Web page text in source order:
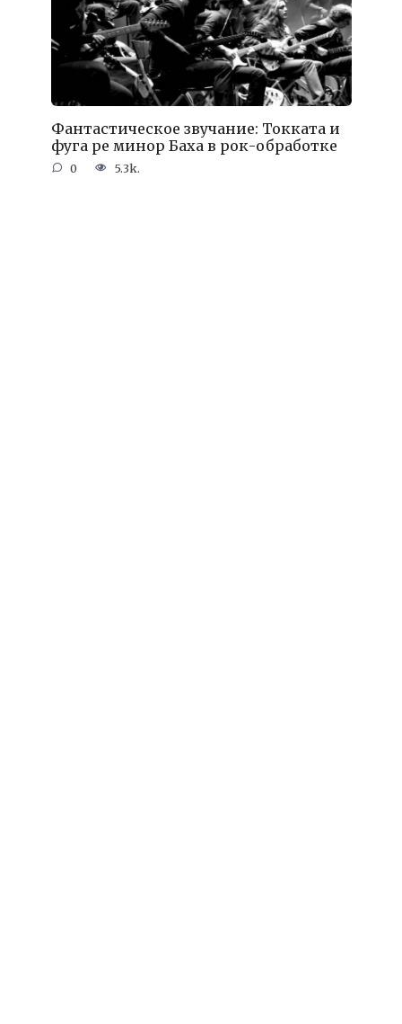
Фантастическое звучание: Токката и
фуга ре минор Баха в рок-обработке
0 5.3k.